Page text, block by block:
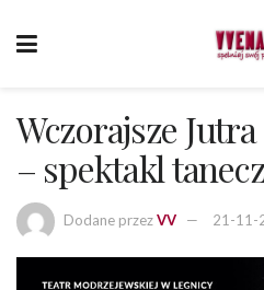
Wczorajsze
– spektakl
Dodane przezVV 21-11-